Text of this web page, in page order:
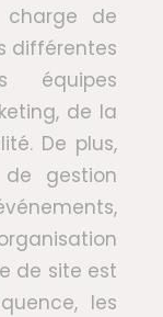
charge de
différentes
équipes
de la
De plus,
gestion
de site est
les